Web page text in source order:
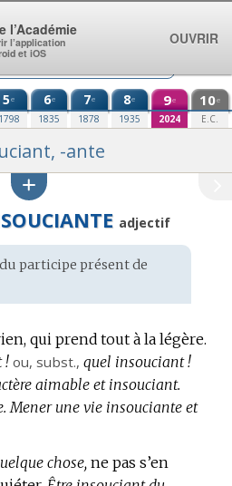
5e
1798
6e
1835
7e
1878
8e
1935
9e
2024
10e
E.C.
-ante
adjectif
participe présent de
qui prend tout à la légère.
! ou, subst., quel insouciant !
aimable et insouciant.
Mener une vie insouciante et
chose, ne pas s’en
l’Académie
l’application
et iOS
OUVRIR